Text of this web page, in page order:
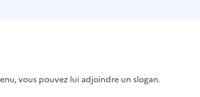
vous pouvez lui adjoindre un slogan.